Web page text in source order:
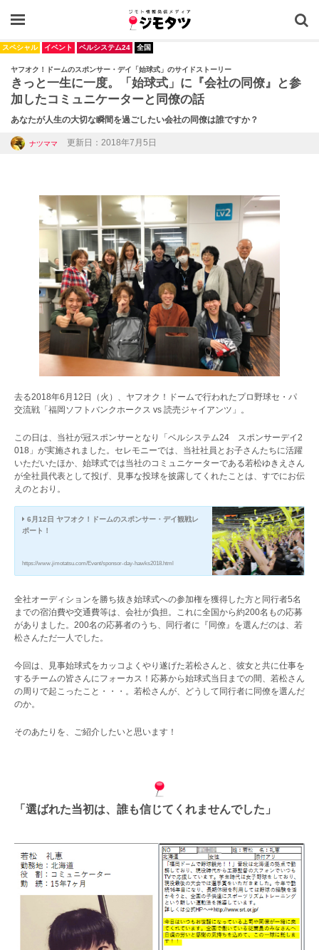
スペシャル イベント ベルシステム24 全国
ヤフオク！ドームのスポンサー・デイ「始球式」のサイドストーリー
きっと一生に一度。「始球式」に『会社の同僚』と参
加したコミュニケーターと同僚の話
あなたが人生の大切な瞬間を過ごしたい会社の同僚は誰ですか？
ナツママ 更新日：2018年7月5日
去る2018年6月12日（火）、ヤフオク！ドームで行われたプロ野球セ・パ
交流戦「福岡ソフトバンクホークス vs 読売ジャイアンツ」。
この日は、当社が冠スポンサーとなり「ベルシステム24 スポンサーデイ2
018」が実施されました。セレモニーでは、当社社員とお子さんたちに活躍
いただいたほか、始球式では当社のコミュニケーターである若松ゆきえさん
が全社員代表として投げ、見事な投球を披露してくれたことは、すでにお伝
えのとおり。
6月12日 ヤフオク！ドームのスポンサー・デイ観戦レ
ポート！
https://www.jimotatsu.com/Event/sponsor-day-hawks2018.html
全社オーディションを勝ち抜き始球式への参加権を獲得した方と同行者5名
までの宿泊費や交通費等は、会社が負担。これに全国から約200名もの応募
がありました。200名の応募者のうち、同行者に『同僚』を選んだのは、若
松さんただ一人でした。
今回は、見事始球式をカッコよくやり遂げた若松さんと、彼女と共に仕事を
するチームの皆さんにフォーカス！応募から始球式当日までの間、若松さん
の周りで起こったこと・・・。若松さんが、どうして同行者に同僚を選んだ
のか。
そのあたりを、ご紹介したいと思います！
「選ばれた当初は、誰も信じてくれませんでした」